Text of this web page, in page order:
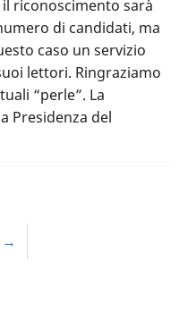
riconoscimento sarà
di candidati, ma
caso un servizio
lettori. Ringraziamo
“perle”. La
Presidenza del
→